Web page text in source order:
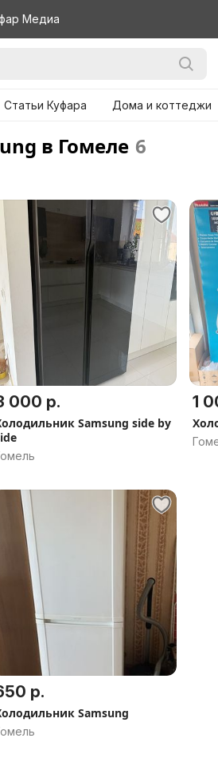
Медиа
Статьи Куфара Дома и коттеджи
в Гомеле 6
000 р.
Samsung side by
1
р.
Samsung